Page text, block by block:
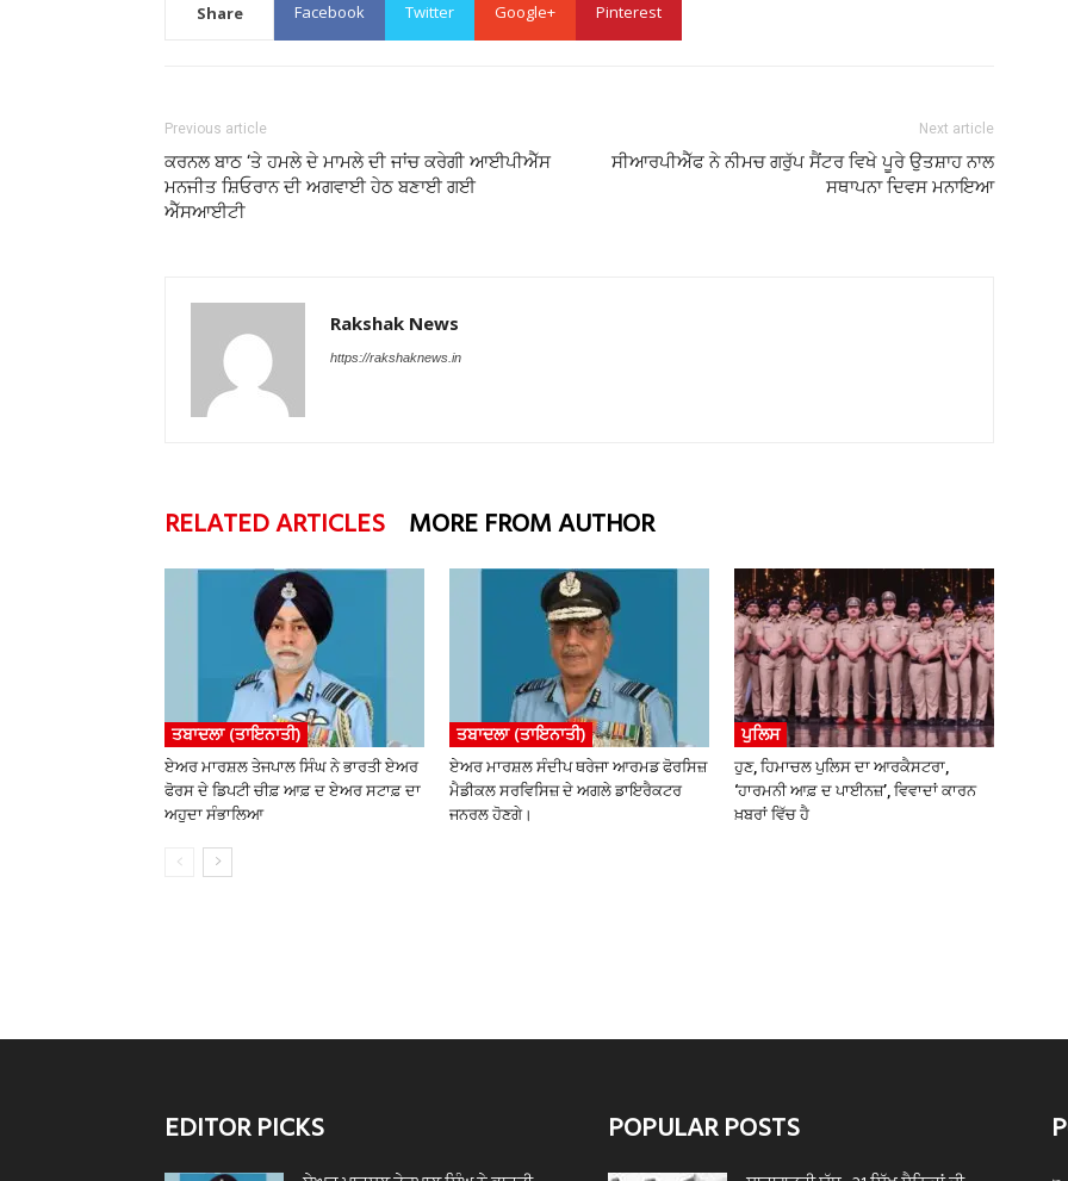
Share Facebook Twitter Google+ Pinterest
Previous article
ਕਰਨਲ ਬਾਠ ‘ਤੇ ਹਮਲੇ ਦੇ ਮਾਮਲੇ ਦੀ ਜਾਂਚ ਕਰੇਗੀ ਆਈਪੀਐੱਸ
ਮਨਜੀਤ ਸ਼ਿਓਰਾਨ ਦੀ ਅਗਵਾਈ ਹੇਠ ਬਣਾਈ ਗਈ
ਐੱਸਆਈਟੀ
Next article
ਸੀਆਰਪੀਐੱਫ ਨੇ ਨੀਮਚ ਗਰੁੱਪ ਸੈਂਟਰ ਵਿਖੇ ਪੂਰੇ ਉਤਸ਼ਾਹ ਨਾਲ
ਸਥਾਪਨਾ ਦਿਵਸ ਮਨਾਇਆ
Rakshak News
https://rakshaknews.in
RELATED ARTICLES MORE FROM AUTHOR
ਤਬਾਦਲਾ (ਤਾਇਨਾਤੀ)
ਏਅਰ ਮਾਰਸ਼ਲ ਤੇਜਪਾਲ ਸਿੰਘ ਨੇ ਭਾਰਤੀ ਏਅਰ
ਫੋਰਸ ਦੇ ਡਿਪਟੀ ਚੀਫ਼ ਆਫ਼ ਦ ਏਅਰ ਸਟਾਫ਼ ਦਾ
ਅਹੁਦਾ ਸੰਭਾਲਿਆ
ਤਬਾਦਲਾ (ਤਾਇਨਾਤੀ)
ਏਅਰ ਮਾਰਸ਼ਲ ਸੰਦੀਪ ਥਰੇਜਾ ਆਰਮਡ ਫੋਰਸਿਜ਼
ਮੈਡੀਕਲ ਸਰਵਿਸਿਜ਼ ਦੇ ਅਗਲੇ ਡਾਇਰੈਕਟਰ
ਜਨਰਲ ਹੋਣਗੇ।
ਪੁਲਿਸ
ਹੁਣ, ਹਿਮਾਚਲ ਪੁਲਿਸ ਦਾ ਆਰਕੈਸਟਰਾ,
‘ਹਾਰਮਨੀ ਆਫ਼ ਦ ਪਾਈਨਜ਼’, ਵਿਵਾਦਾਂ ਕਾਰਨ
ਖ਼ਬਰਾਂ ਵਿੱਚ ਹੈ
EDITOR PICKS POPULAR POSTS